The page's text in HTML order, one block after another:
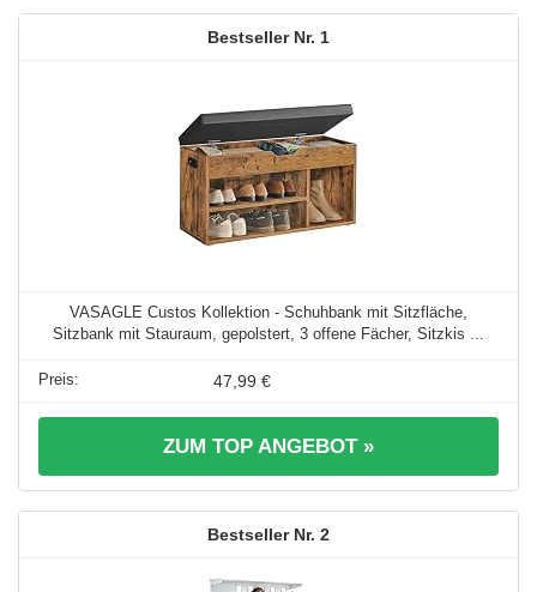
1
VASAGLE Custos Kollektion - Schuhbank mit Sitzfläche,
Sitzbank mit Stauraum, gepolstert, 3 offene Fächer, Sitzkis ...
47,99 €
ZUM TOP ANGEBOT »
2